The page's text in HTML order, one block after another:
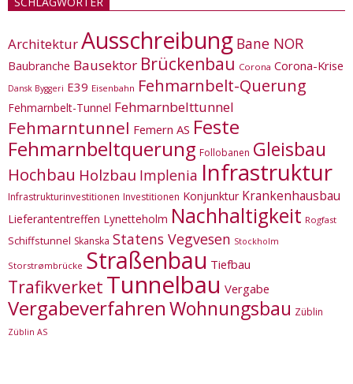
ArchitekturAusschreibung Bane NOR
Baubranche Bausektor Brückenbau Corona Corona-Krise
Dansk Byggeri E39 Eisenbahn Fehmarnbelt-Querung
Fehmarnbelt-Tunnel Fehmarnbelttunnel
Fehmarntunnel Femern AS Feste
Fehmarnbeltquerung Follobanen Gleisbau
Hochbau Holzbau Implenia Infrastruktur
Infrastrukturinvestitionen Investitionen Konjunktur Krankenhausbau
Lieferantentreffen Lynetteholm Nachhaltigkeit Rogfast
Schiffstunnel Skanska Statens Vegvesen Stockholm
Storstrømbrücke Straßenbau Tiefbau
Trafikverket Tunnelbau Vergabe
VergabeverfahrenWohnungsbau Züblin
Züblin AS